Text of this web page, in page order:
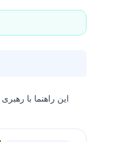
این راهنما با رهبری